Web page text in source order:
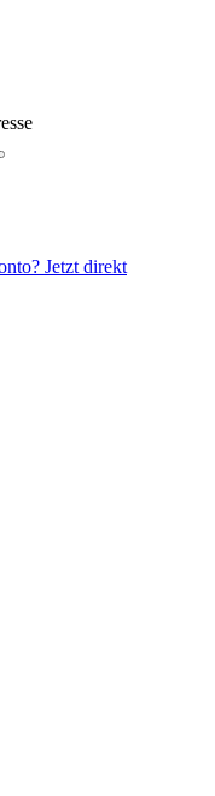
Jetzt direkt